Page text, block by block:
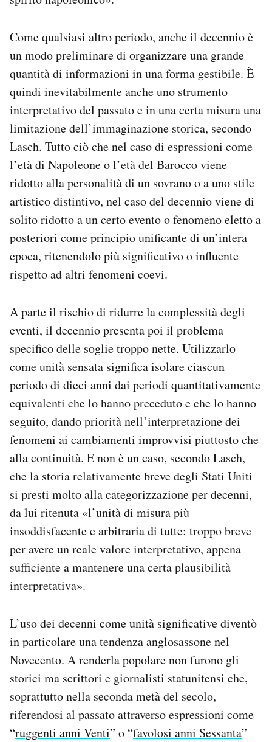
Come qualsiasi altro periodo, anche il decennio è
un modo preliminare di organizzare una grande
quantità di informazioni in una forma gestibile. È
quindi inevitabilmente anche uno strumento
interpretativo del passato e in una certa misura una
limitazione dell’immaginazione storica, secondo
Lasch. Tutto ciò che nel caso di espressioni come
l’età di Napoleone o l’età del Barocco viene
ridotto alla personalità di un sovrano o a uno stile
artistico distintivo, nel caso del decennio viene di
solito ridotto a un certo evento o fenomeno eletto a
posteriori come principio unificante di un’intera
epoca, ritenendolo più significativo o influente
rispetto ad altri fenomeni coevi.
A parte il rischio di ridurre la complessità degli
eventi, il decennio presenta poi il problema
specifico delle soglie troppo nette. Utilizzarlo
come unità sensata significa isolare ciascun
periodo di dieci anni dai periodi quantitativamente
equivalenti che lo hanno preceduto e che lo hanno
seguito, dando priorità nell’interpretazione dei
fenomeni ai cambiamenti improvvisi piuttosto che
alla continuità. E non è un caso, secondo Lasch,
che la storia relativamente breve degli Stati Uniti
si presti molto alla categorizzazione per decenni,
da lui ritenuta «l’unità di misura più
insoddisfacente e arbitraria di tutte: troppo breve
per avere un reale valore interpretativo, appena
sufficiente a mantenere una certa plausibilità
interpretativa».
L’uso dei decenni come unità significative diventò
in particolare una tendenza anglosassone nel
Novecento. A renderla popolare non furono gli
storici ma scrittori e giornalisti statunitensi che,
soprattutto nella seconda metà del secolo,
riferendosi al passato attraverso espressioni come
“ruggenti anni Venti” o “favolosi anni Sessanta”